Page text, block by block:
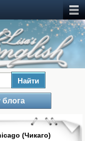
блога
(Чикаго)